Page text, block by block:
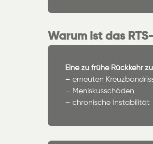
Warum ist das
Eine zu frühe Rückkehr
– erneuten
– Meniskusschäden
– chronische Instabilität